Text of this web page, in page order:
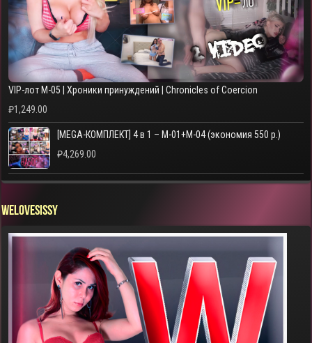
VIP-лот M-05 | Хроники принуждений | Chronicles of Coercion
₽1,249.00
[MEGA-КОМПЛЕКТ] 4 в 1 – M-01+M-04 (экономия 550 р.)
₽4,269.00
WELOVESISSY